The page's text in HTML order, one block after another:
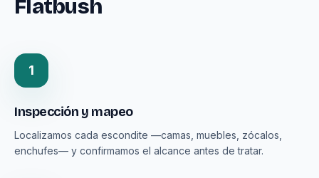
Flatbush
1
Inspección y mapeo
Localizamos cada escondite —camas, muebles, zócalos,
enchufes— y confirmamos el alcance antes de tratar.